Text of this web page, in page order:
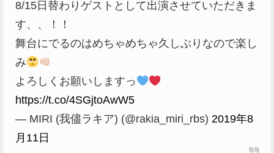
8/15日替わりゲストとして出演させていただきま
す、、！！
舞台にでるのはめちゃめちゃ久しぶりなので楽し
み
よろしくお願いしますっ
https://t.co/4SGjtoAwW5
— MIRI (我儘ラキア) (@rakia_miri_rbs) 2019年8
月11日